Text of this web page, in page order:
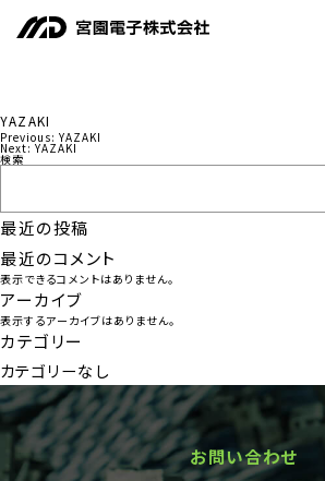
YAZAKI
投
ナ
ビ
ゲ
ー
シ
ョ
ン
Previous: YAZAKI
Next: YAZAKI
検索
最近の投稿
最近のコメント
表示できるコメントはありません。
アーカイブ
表示するアーカイブはありません。
カテゴリー
カテゴリーなし
お問い合わせ